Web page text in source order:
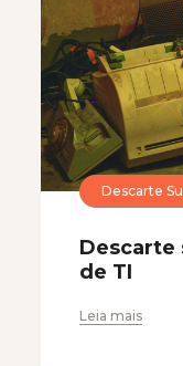
Descarte
Descarte
de TI
Leia mais